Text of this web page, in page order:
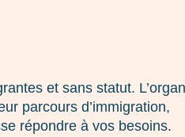
et sans statut.
parcours d’immigration,
répondre à vos besoins.